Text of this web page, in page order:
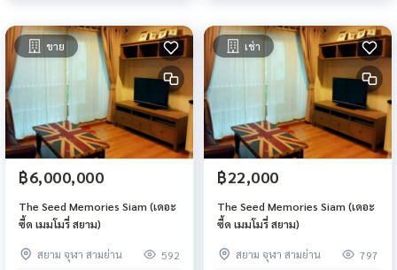
ขาย
฿6,000,000
The Seed Memories Siam (เดอะ
ซี้ด เมมโมรี่ สยาม)
สยาม จุฬา สามย่าน 592
เช่า
฿22,000
The Seed Memories Siam (เดอะ
ซี้ด เมมโมรี่ สยาม)
สยาม จุฬา สามย่าน 797